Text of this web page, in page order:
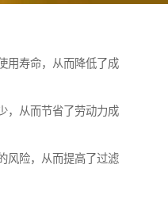
用寿命，从而降低了成
，从而节省了劳动力成
风险，从而提高了过滤